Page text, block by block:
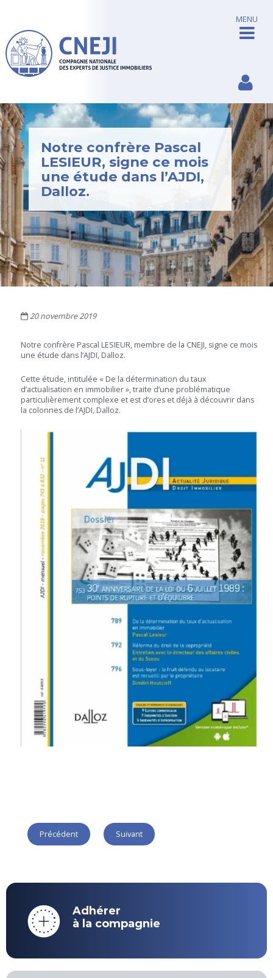
MENU
Notre confrère Pascal
LESIEUR, signe ce mois
une étude dans l’AJDI,
Dalloz.
20 novembre 2019
Notre confrère Pascal LESIEUR, membre de la CNEJI, signe ce mois
une étude dans l’AJDI, Dalloz.
Cette étude, intitulée « De la détermination du taux
d’actualisation en immobilier », traite d’une problématique
particulièrement complexe et est d’ores et déjà à découvrir dans
la colonnes de l’AJDI, Dalloz.
Précédent Suivant
Adhérer
à la compagnie